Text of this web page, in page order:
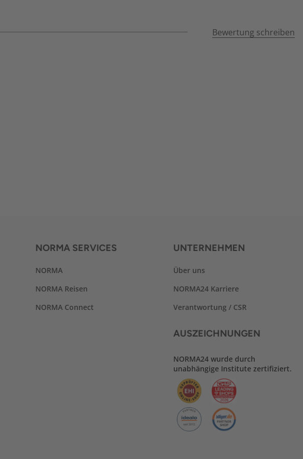
Bewertung schreiben
NORMA SERVICES
NORMA
NORMA Reisen
NORMA Connect
UNTERNEHMEN
Über uns
NORMA24 Karriere
Verantwortung / CSR
AUSZEICHNUNGEN
NORMA24 wurde durch
unabhängige Institute zertifiziert.